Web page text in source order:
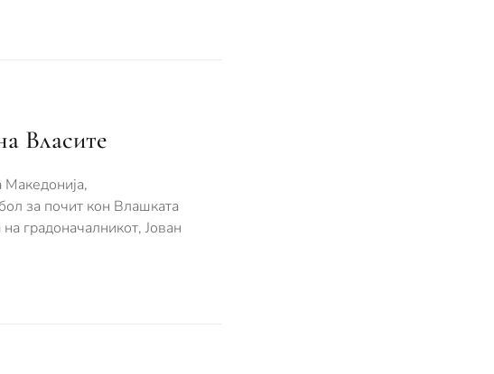
Власите
Македонија,
за почит кон Влашката
градоначалникот, Јован